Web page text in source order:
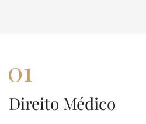
Direito Médico
Direito Médico